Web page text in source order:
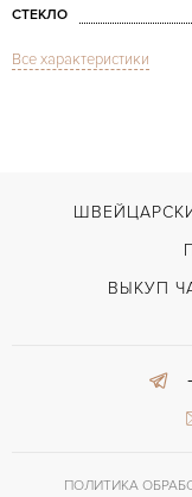
СТЕКЛО
ФУНКЦИИ
Все характеристики
ВЫКУП
ПОЛИТИКА